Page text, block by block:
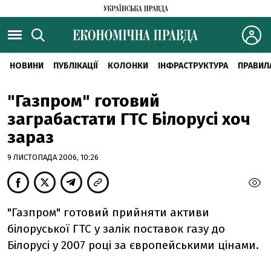
НОВИНИ ПУБЛІКАЦІЇ КОЛОНКИ ІНФРАСТРУКТУРА
"Газпром" готовий
заграбастати ГТС Білорусі хоч
зараз
9 ЛИСТОПАДА 2006, 10:26
"Газпром" готовий прийняти активи
білоруської ГТС у залік поставок газу до
Білорусі у 2007 році за європейськими цінами.